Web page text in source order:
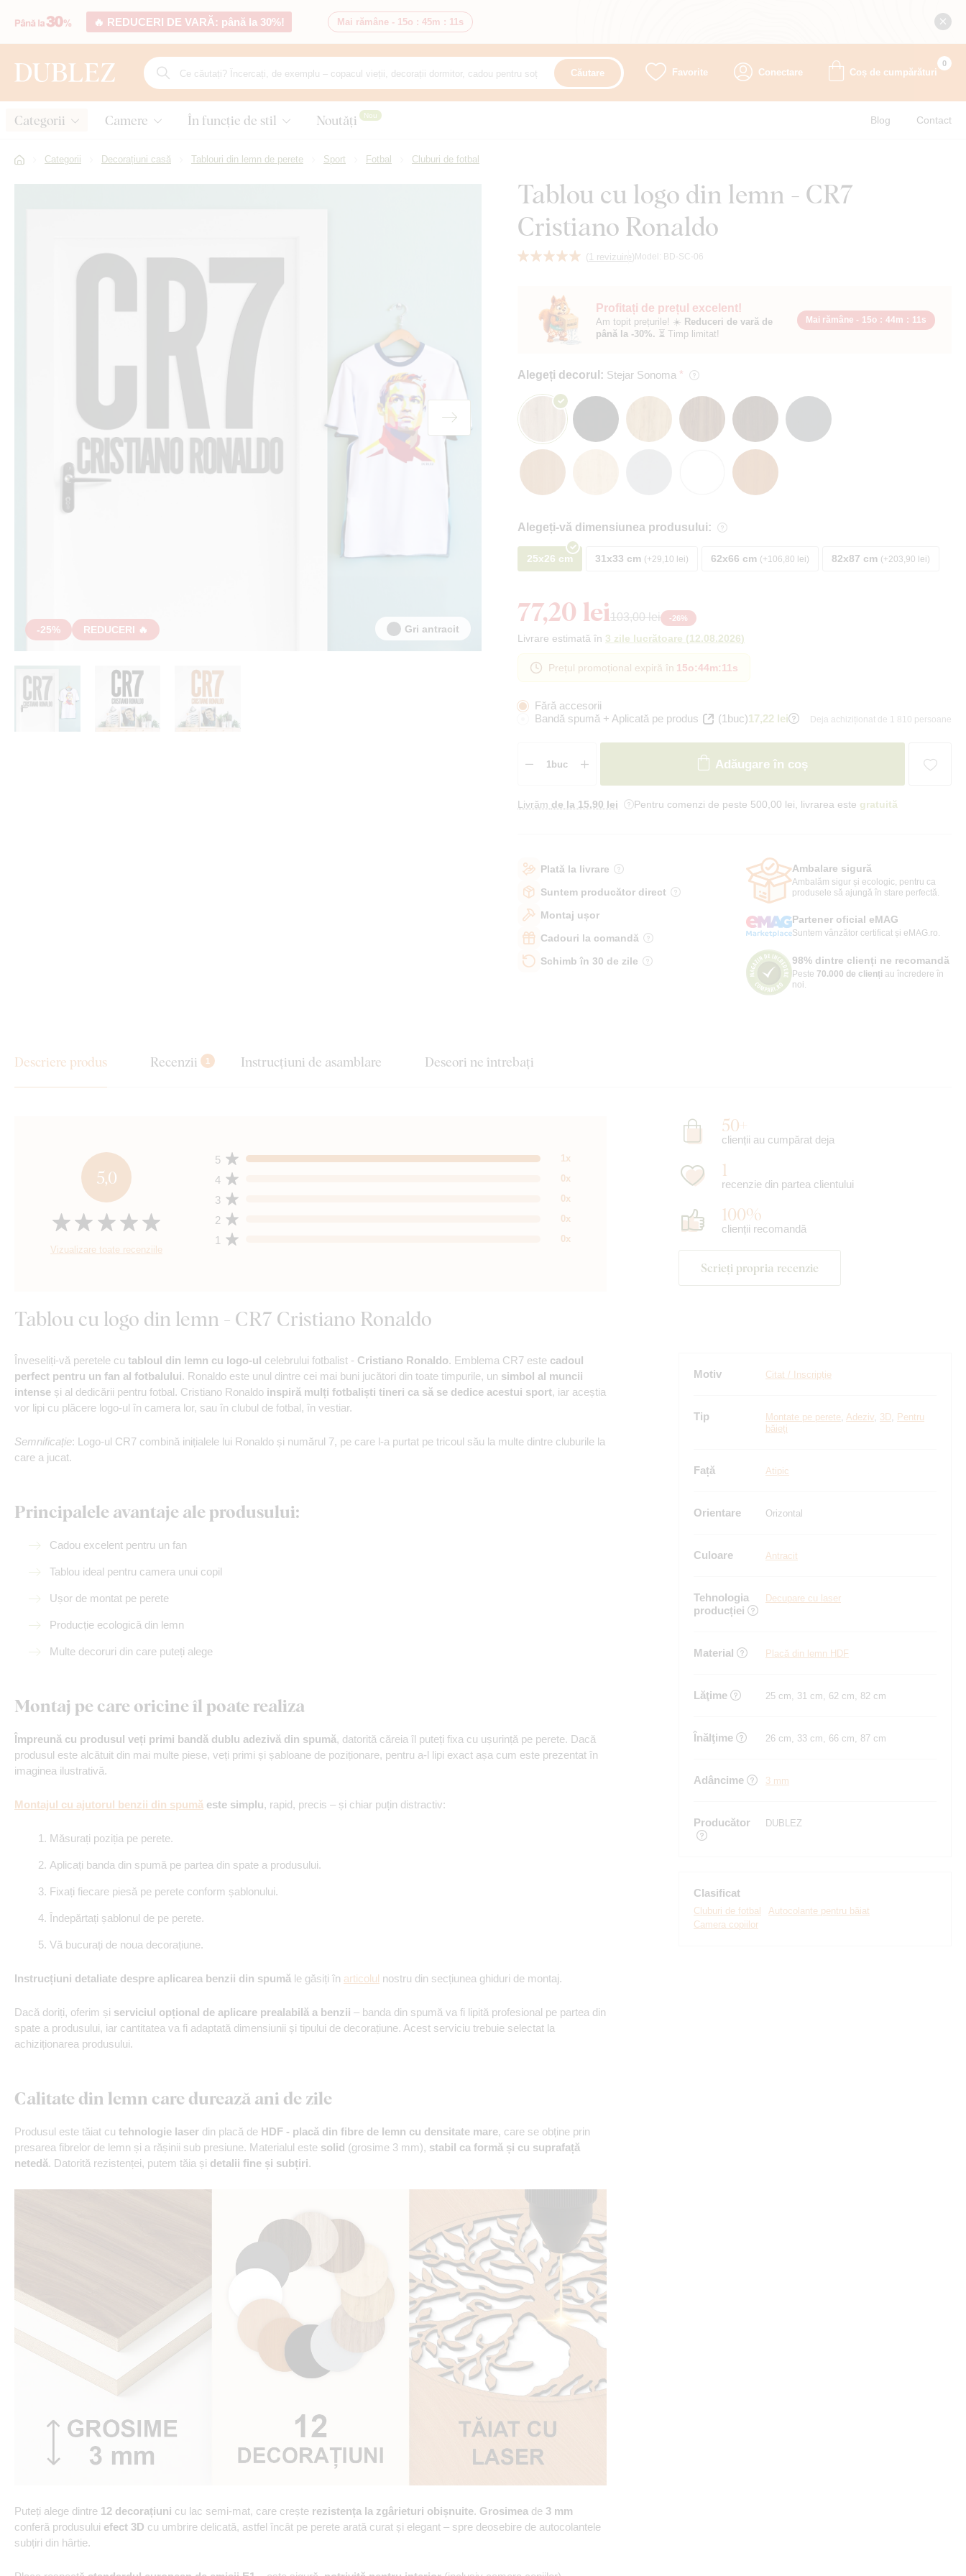
🔥 REDUCERI DE VARĂ: până la 30%! Mai rămâne - 15o : 45m : 10s
Căutare Favorite Conectare Coș de cumpărături
0
Categorii Camere În funcție de stil Noutăți Nou Blog Contact
Categorii Decorațiuni casă Tablouri din lemn de perete Sport Fotbal Cluburi de fotbal
Tablou cu logo din lemn - CR7
Cristiano Ronaldo
( 1 revizuire) Model: BD-SC-06
-25% REDUCERI 🔥 Gri antracit
Profitați de prețul excelent!
Am topit prețurile! ☀️ Reduceri de vară de
până la -30%. ⏳ Timp limitat!
Mai rămâne - 15o : 44m : 10s
Alegeți decorul: Stejar Sonoma
Alegeți-vă dimensiunea produsului:
25x26 cm 31x33 cm +29,10 lei 62x66 cm +106,80 lei 82x87 cm +203,90 lei
77,20 lei103,00 lei -26%
Livrare estimată în 3 zile lucrătoare (12.08.2026)
Prețul promoțional expiră în 15o:44m:10s
Fără accesorii
Bandă spumă + Aplicată pe produs
(1buc)17,22 lei Deja achiziționat de 1 810 persoane
Adăugare în coș
Livrăm de la 15,90 lei Pentru comenzi de peste 500,00 lei, livrarea este gratuită
Plată la livrare
Suntem producător direct
Montaj ușor
Cadouri la comandă
Schimb în 30 de zile
Ambalare sigură
Ambalăm sigur și ecologic, pentru ca
produsele să ajungă în stare perfectă.
Partener oficial eMAG
Suntem vânzător certificat și eMAG.ro.
98% dintre clienți ne recomandă
Peste 70.000 de clienți au încredere în
noi.
Descriere produs Recenzii 1 Instrucțiuni de asamblare Deseori ne întrebați
5,0
Vizualizare toate recenziile
1 0x
2 0x
3 0x
4 0x
5 1x
50+
clienții au cumpărat deja
1
recenzie din partea clientului
100%
clienții recomandă
Scrieți propria recenzie
Tablou cu logo din lemn - CR7 Cristiano Ronaldo
Înveseliți-vă peretele cu tabloul din lemn cu logo-ul celebrului fotbalist - Cristiano Ronaldo. Emblema CR7 este cadoul
perfect pentru un fan al fotbalului. Ronaldo este unul dintre cei mai buni jucători din toate timpurile, un simbol al muncii
intense și al dedicării pentru fotbal. Cristiano Ronaldo inspiră mulți fotbaliști tineri ca să se dedice acestui sport, iar aceștia
vor lipi cu plăcere logo-ul în camera lor, sau în clubul de fotbal, în vestiar.
Semnificație: Logo-ul CR7 combină inițialele lui Ronaldo și numărul 7, pe care l-a purtat pe tricoul său la multe dintre cluburile la
care a jucat.
Principalele avantaje ale produsului:
Cadou excelent pentru un fan
Tablou ideal pentru camera unui copil
Ușor de montat pe perete
Producție ecologică din lemn
Multe decoruri din care puteți alege
Montaj pe care oricine îl poate realiza
Împreună cu produsul veți primi bandă dublu adezivă din spumă, datorită căreia îl puteți fixa cu ușurință pe perete. Dacă
produsul este alcătuit din mai multe piese, veți primi și șabloane de poziționare, pentru a-l lipi exact așa cum este prezentat în
imaginea ilustrativă.
Montajul cu ajutorul benzii din spumă este simplu, rapid, precis – și chiar puțin distractiv:
Măsurați poziția pe perete.
Aplicați banda din spumă pe partea din spate a produsului.
Fixați fiecare piesă pe perete conform șablonului.
Îndepărtați șablonul de pe perete.
Vă bucurați de noua decorațiune.
Instrucțiuni detaliate despre aplicarea benzii din spumă le găsiți în articolul nostru din secțiunea ghiduri de montaj.
Dacă doriți, oferim și serviciul opțional de aplicare prealabilă a benzii – banda din spumă va fi lipită profesional pe partea din
spate a produsului, iar cantitatea va fi adaptată dimensiunii și tipului de decorațiune. Acest serviciu trebuie selectat la
achiziționarea produsului.
Calitate din lemn care durează ani de zile
Produsul este tăiat cu tehnologie laser din placă de HDF - placă din fibre de lemn cu densitate mare, care se obține prin
presarea fibrelor de lemn și a rășinii sub presiune. Materialul este solid (grosime 3 mm), stabil ca formă și cu suprafață
netedă. Datorită rezistenței, putem tăia și detalii fine și subțiri.
Puteți alege dintre 12 decorațiuni cu lac semi-mat, care crește rezistența la zgârieturi obișnuite. Grosimea de 3 mm
conferă produsului efect 3D cu umbrire delicată, astfel încât pe perete arată curat și elegant – spre deosebire de autocolantele
subțiri din hârtie.
Motiv Citat / Inscripție
Tip Montate pe perete, Adeziv, 3D, Pentru
băieți
Față Atipic
Orientare Orizontal
Culoare Antracit
Tehnologia
producției
Decupare cu laser
Material Placă din lemn HDF
Lăţime 25 cm, 31 cm, 62 cm, 82 cm
Înălţime 26 cm, 33 cm, 66 cm, 87 cm
Adâncime 3 mm
Producător DUBLEZ
Clasificat
Cluburi de fotbal
Autocolante pentru băiat
Camera copiilor